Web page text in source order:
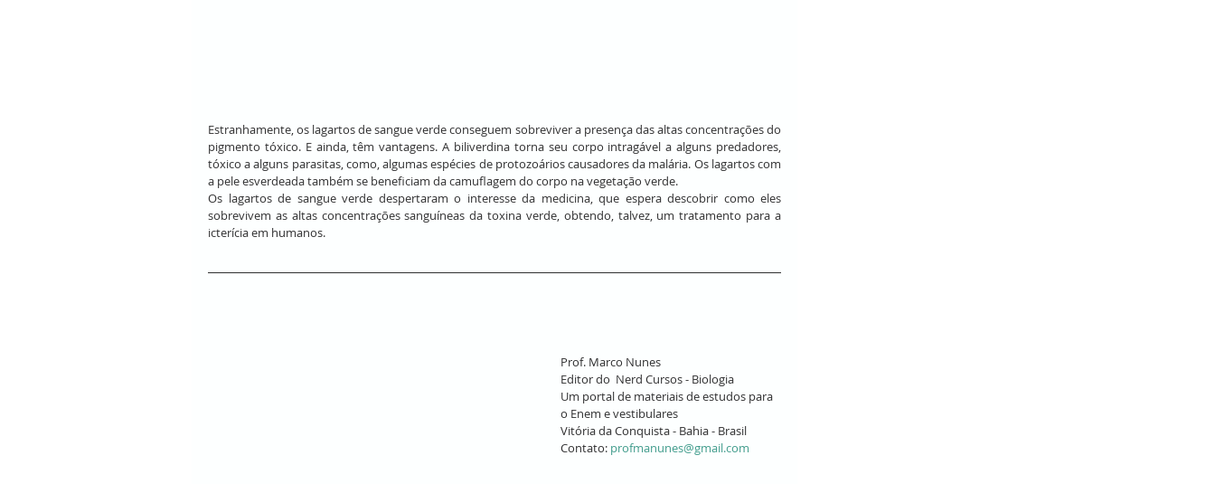
Estranhamente, os lagartos de sangue verde conseguem sobreviver a presença das altas concentrações do
pigmento tóxico. E ainda, têm vantagens. A biliverdina torna seu corpo intragável a alguns predadores,
tóxico a alguns parasitas, como, algumas espécies de protozoários causadores da malária. Os lagartos com
a pele esverdeada também se beneficiam da camuflagem do corpo na vegetação verde.
Os lagartos de sangue verde despertaram o interesse da medicina, que espera descobrir como eles
sobrevivem as altas concentrações sanguíneas da toxina verde, obtendo, talvez, um tratamento para a
icterícia em humanos.
Prof. Marco Nunes
Editor do  Nerd Cursos - Biologia
Um portal de materiais de estudos para
o Enem e vestibulares
Vitória da Conquista - Bahia - Brasil
Contato: profmanunes@gmail.com